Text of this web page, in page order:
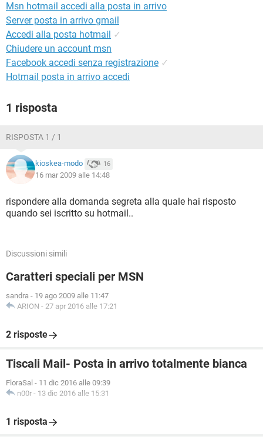
Msn hotmail accedi alla posta in arrivo
Server posta in arrivo gmail
Accedi alla posta hotmail ✓
Chiudere un account msn
Facebook accedi senza registrazione ✓
Hotmail posta in arrivo accedi
1 risposta
RISPOSTA 1 / 1
kioskea-modo 16
16 mar 2009 alle 14:48
rispondere alla domanda segreta alla quale hai risposto
quando sei iscritto su hotmail..
Discussioni simili
Caratteri speciali per MSN
sandra - 19 ago 2009 alle 11:47
ARION - 27 apr 2016 alle 17:21
2 risposte
Tiscali Mail- Posta in arrivo totalmente bianca
FloraSal - 11 dic 2016 alle 09:39
n00r - 13 dic 2016 alle 15:31
1 risposta